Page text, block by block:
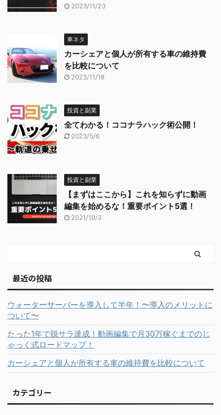
2023/11/23
車ネタ
カーシェアと個人が所有する車の維持費
を比較について
2023/11/18
投資と副業
全てわかる！ココナラハック術公開！
2023/5/6
投資と副業
【まずはここから】これを知らずに動画
編集を始めるな！重要ポイント5選！
2021/10/3
最近の投稿
ウォーターサーバーを導入して半年！〜導入のメリットに
ついて〜
たった1年で脱サラ達成！動画編集で月30万稼ぐまでのじ
ゃっく式ロードマップ！
カーシェアと個人が所有する車の維持費を比較について
カテゴリー